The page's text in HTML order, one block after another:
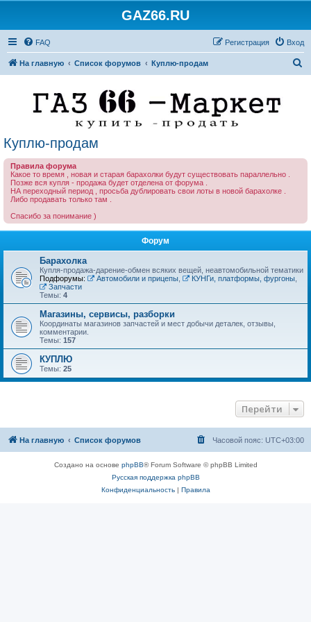
GAZ66.RU
FAQ Вход
Регистрация
На главную Список форумов Куплю-продам
Куплю-продам
Правила форума
Какое то время , новая и старая барахолки будут существовать параллельно .
Позже вся купля - продажа будет отделена от форума .
НА переходный период , просьба дублировать свои лоты в новой барахолке .
Либо продавать только там .
Спасибо за понимание )
Форум
Барахолка
Купля-продажа-дарение-обмен всяких вещей, неавтомобильной тематики
Подфорумы:
Автомобили и прицепы, КУНГи, платформы, фургоны,
Запчасти
Темы: 4
Магазины, сервисы, разборки
Координаты магазинов запчастей и мест добычи деталек, отзывы,
комментарии.
Темы: 157
КУПЛЮ
Темы: 25
Перейти
На главную Список форумов Часовой пояс: UTC+03:00
Создано на основе phpBB® Forum Software © phpBB Limited
Русская поддержка phpBB
Конфиденциальность| Правила